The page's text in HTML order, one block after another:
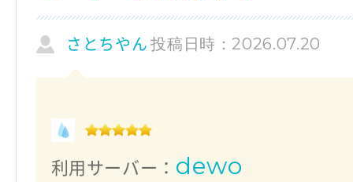
さとちやん 投稿日時：2026.07.20
利用サーバー： dewo